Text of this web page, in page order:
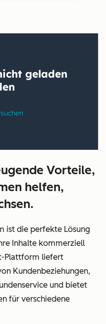
Vorteile,
helfen,
ist die perfekte Lösung
Inhalte kommerziell
Plattform liefert
Kundenbeziehungen,
und bietet
für verschiedene